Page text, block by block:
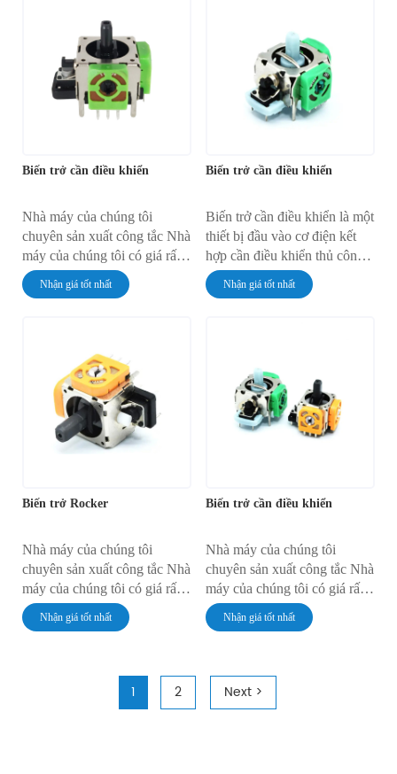
Biến trở cần điều khiển
Nhà máy của chúng tôi
chuyên sản xuất công tắc Nhà
máy của chúng tôi có giá rất
rẻ Nhà máy của chúng tôi có
chất lượng rất đáng tin cậy
Nhận giá tốt nhất
Biến trở cần điều khiển
Biến trở cần điều khiển là một
thiết bị đầu vào cơ điện kết
hợp cần điều khiển thủ công
với một hoặc nhiều biến trở.
Khi cần điều khiển được di
Nhận giá tốt nhất
Biến trở Rocker
Nhà máy của chúng tôi
chuyên sản xuất công tắc Nhà
máy của chúng tôi có giá rất
rẻ Nhà máy của chúng tôi có
chất lượng rất đáng tin cậy
Nhận giá tốt nhất
Biến trở cần điều khiển
Nhà máy của chúng tôi
chuyên sản xuất công tắc Nhà
máy của chúng tôi có giá rất
rẻ Nhà máy của chúng tôi có
chất lượng rất đáng tin cậy
Nhận giá tốt nhất
1 2 Next >